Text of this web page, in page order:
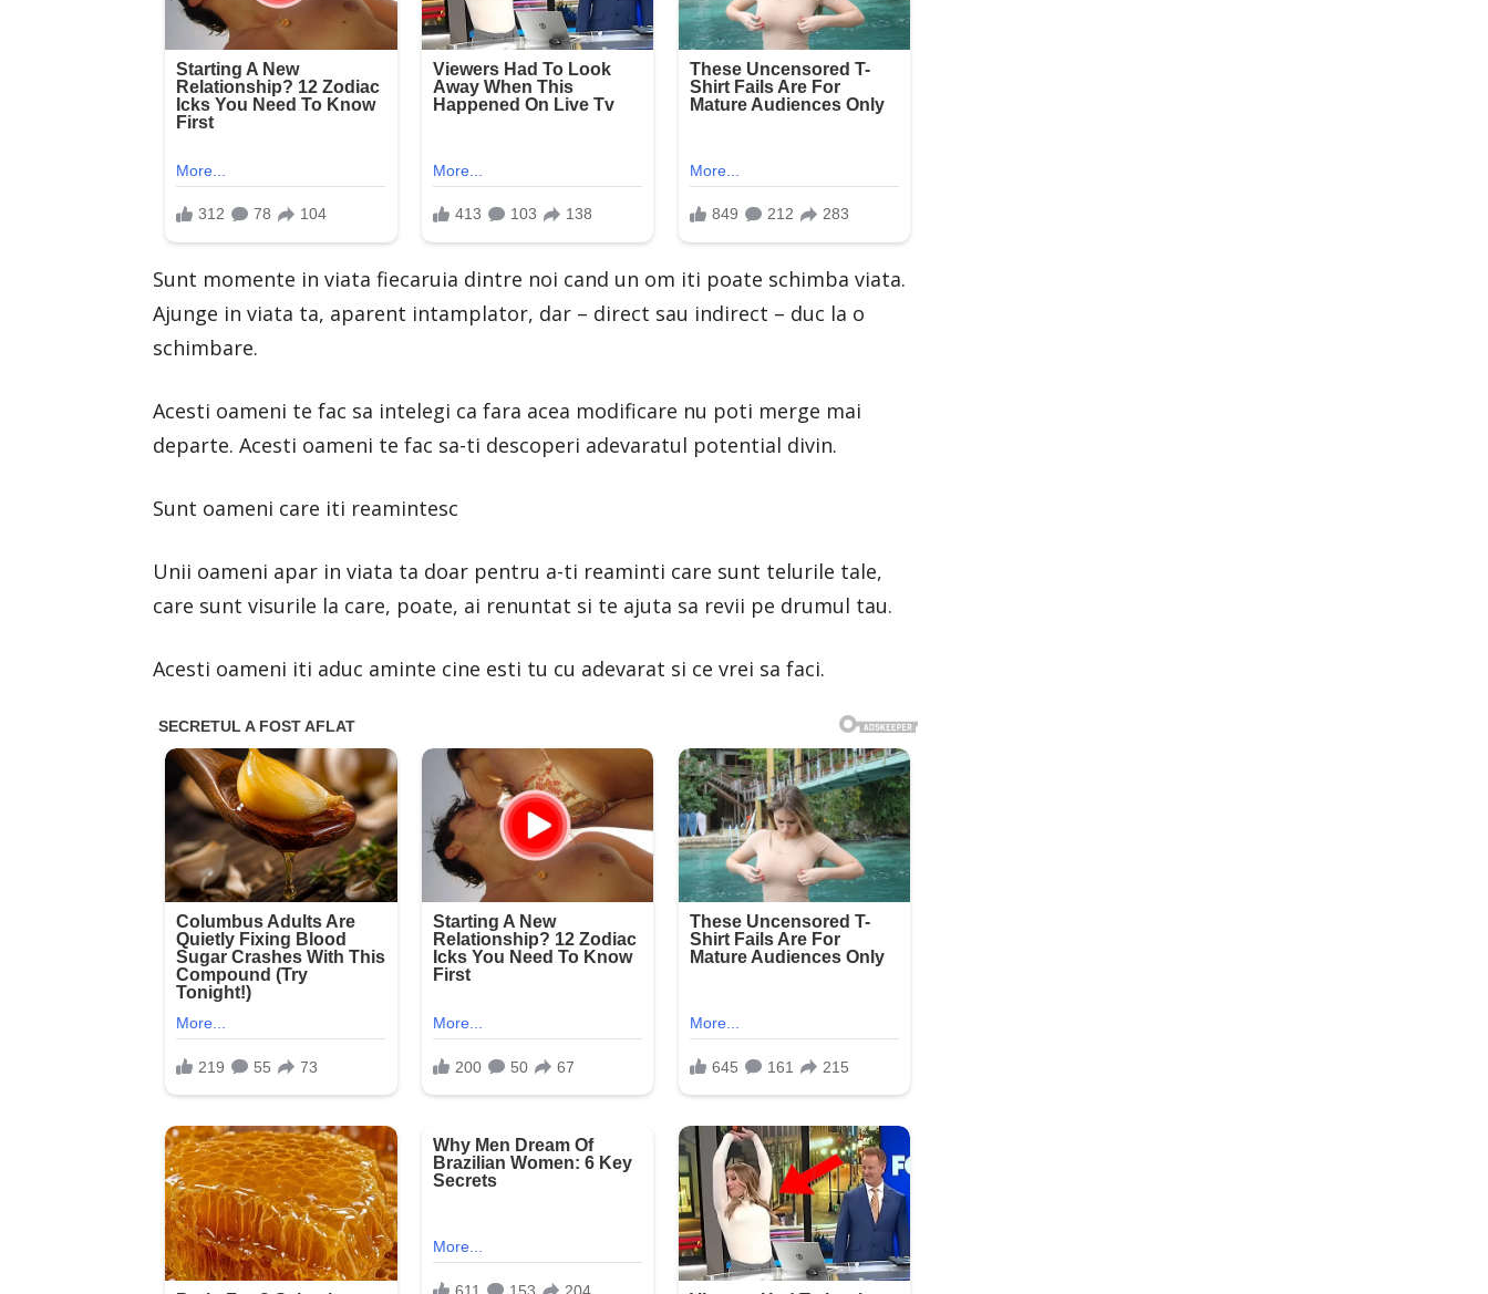
Sunt momente in viata fiecaruia dintre noi cand un om iti poate schimba viata.
Ajunge in viata ta, aparent intamplator, dar – direct sau indirect – duc la o
schimbare.
Acesti oameni te fac sa intelegi ca fara acea modificare nu poti merge mai
departe. Acesti oameni te fac sa-ti descoperi adevaratul potential divin.
Sunt oameni care iti reamintesc
Unii oameni apar in viata ta doar pentru a-ti reaminti care sunt telurile tale,
care sunt visurile la care, poate, ai renuntat si te ajuta sa revii pe drumul tau.
Acesti oameni iti aduc aminte cine esti tu cu adevarat si ce vrei sa faci.